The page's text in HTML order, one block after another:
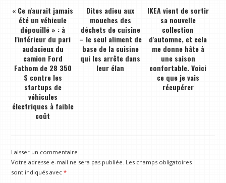
« Ce n'aurait jamais
été un véhicule
dépouillé » : à
l'intérieur du pari
audacieux du
camion Ford
Fathom de 28 350
$ contre les
startups de
véhicules
électriques à faible
coût
Dites adieu aux
mouches des
déchets de cuisine
– le seul aliment de
base de la cuisine
qui les arrête dans
leur élan
IKEA vient de sortir
sa nouvelle
collection
d'automne, et cela
me donne hâte à
une saison
confortable. Voici
ce que je vais
récupérer
Laisser un commentaire
Votre adresse e-mail ne sera pas publiée. Les champs obligatoires
sont indiqués avec*